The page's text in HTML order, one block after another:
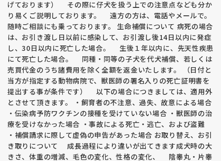
げております） その際に仔犬を扱う上での注意点なども分か
り易くご説明しております。 遠方の方は、電話やメールで。
随時ご相談にも乗っております。 生命補償について 病死の場合
は、お引き渡し日以前に感染して、お引渡し後14日以内に発症
し、30日以内に死亡した場合。 生後１年以内に、先天性疾患
にて死亡した場合。 同種・同等の子犬を代犬補償、若しくは
売買代金のうち諸費用を除く全額を返金いたします。 （日付と
当方が指定する動物病院で、獣医師の署名入りの死亡証明書を
提出する事が条件です） 以下の場合につきましては、適用外
とさせて頂きます。 ・飼育者の不注意、過失、故意による場合
・伝染病予防ワクチンの接種を受けていない場合 ・獣医師の治
療を受けなかった場合 ・事故による死亡・逃亡、および盗難
・補償請求に際して虚偽の申告があった場合 お取り替え、お引
き取りについて 成長過程により違いが出てきます成犬時の大
きさ、体重の増減、毛色の変化、性格の変化、 陰睾丸・片睾